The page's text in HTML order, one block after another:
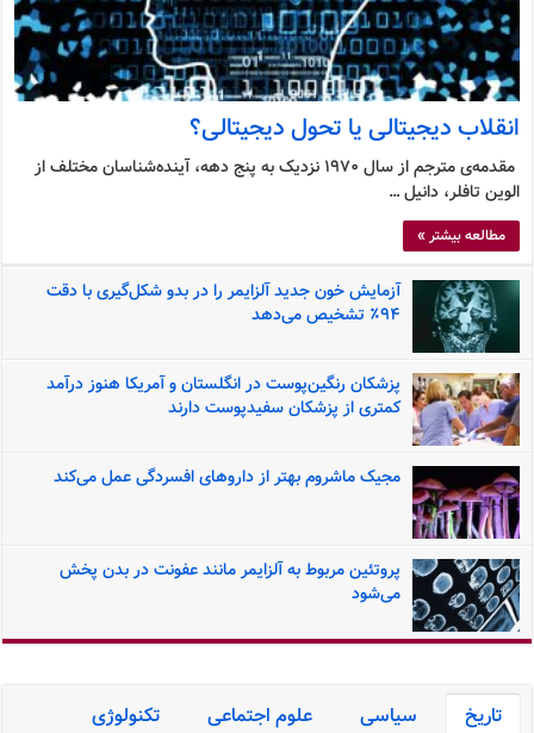
انقلاب دیجیتالی یا تحول دیجیتالی؟
مقدمه‌ی مترجم از سال 1970 نزدیک به پنج دهه، آینده‌شناسان مختلف از
الوین تافلر، دانیل …
مطالعه بیشتر »
آزمایش خون جدید آلزایمر را در بدو شکل‌گیری با دقت
۹۴٪ تشخیص می‌دهد
پزشکان رنگین‌پوست در انگلستان و آمریکا هنوز درآمد
کمتری از پزشکان سفیدپوست دارند
مجیک ماشروم بهتر از داروهای افسردگی عمل می‌کند
پروتئین مربوط به آلزایمر مانند عفونت در بدن پخش
می‌شود
تاریخ سیاسی علوم اجتماعی
تکنولوژی